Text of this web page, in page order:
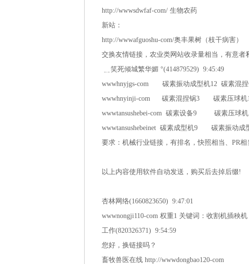
http://wwwsdwfaf-com/ 生物农药
新站：
http://wwwafguoshu-com/奥丰果树（枝干病害）
交换友情链接，农业类网站收录量相当，有意者
﹎笑死倾城繁华媚 °(414879529) 9:45:49
wwwhnyjgs-com 碳素振动成型机12 碳素混
wwwhnyinji-com 碳素混捏锅3 碳素压球
wwwtansushebei-com 碳素设备9 碳素压球
wwwtansushebeinet 碳素成型机9 碳素振动成
要求：机械行业链接，有排名，快照相当、PR
以上内容使用软件自动发送，购买后去掉后缀!
杏林网络(1660823650) 9:47:01
wwwnongji110-com 权重1 关键词：收割机插秧
工作(820326371) 9:54:59
您好，换链接吗？
畜牧兽医在线 http://wwwdongbao120-com